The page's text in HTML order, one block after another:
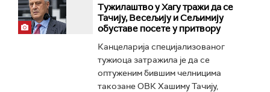
Тужилаштво у Хагу тражи да се
Тачију, Весељију и Сељимију
обуставе посете у притвору
Канцеларија специјализованог
тужиоца затражила је да се
оптуженим бившим челницима
такозане ОВК Хашиму Тачију,